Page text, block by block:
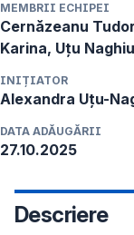
MEMBRII ECHIPEI
Cernăzeanu
INIȚIATOR
Alexandra Uțu-
DATA ADĂUGĂRII
27.10.2025
Descriere